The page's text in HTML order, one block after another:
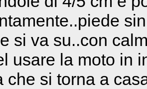
si va su..con
usare la moto in
che si torna a